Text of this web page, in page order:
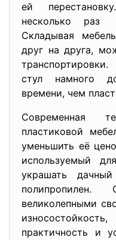
ей
несколько раз
Складывая
друг на друга,
стул намного
времени, чем
Современная
пластиковой
уменьшить её
используемый
украшать
великолепными
практичность и